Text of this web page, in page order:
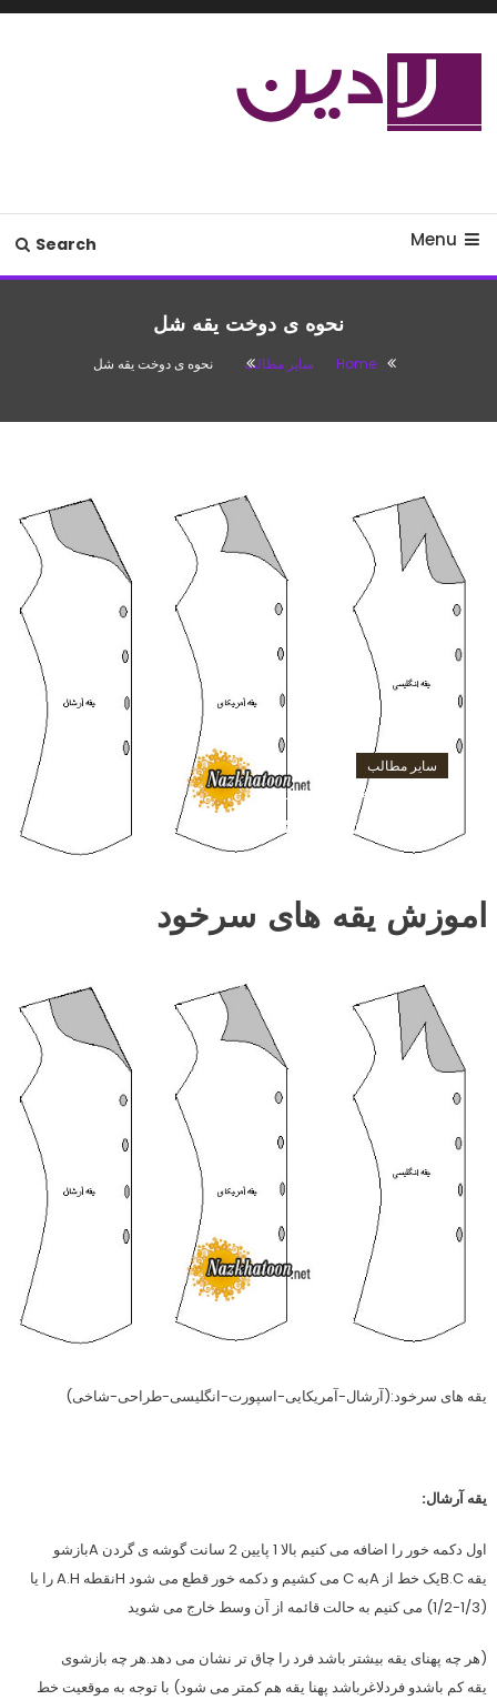
Skip
Menu
Search
نحوه ی دوخت یقه شل
Home سایر مطالب نحوه ی دوخت یقه شل
سایر مطالب
باران
نحوه ی دوخت یقه شل
اموزش یقه های سرخود
یقه های سرخود:(آرشال-آمریکایی-اسپورت-انگلیسی-طراحی-شاخی)
یقه آرشال:
اول دکمه خور را اضافه می کنیم بالا 1 پایین 2 سانت گوشه ی گردن Aبازشو
یقه B.Cیک خط از Aبه C می کشیم و دکمه خور قطع می شود Hنقطه A.H را یا
(1/2-1/3) می کنیم به حالت قائمه از آن وسط خارج می شوید
(هر چه پهنای یقه بیشتر باشد فرد را چاق تر نشان می دهد.هر چه بازشوی
یقه کم باشدو فردلاغرباشد پهنا یقه هم کمتر می شود) با توجه به موقعیت خط